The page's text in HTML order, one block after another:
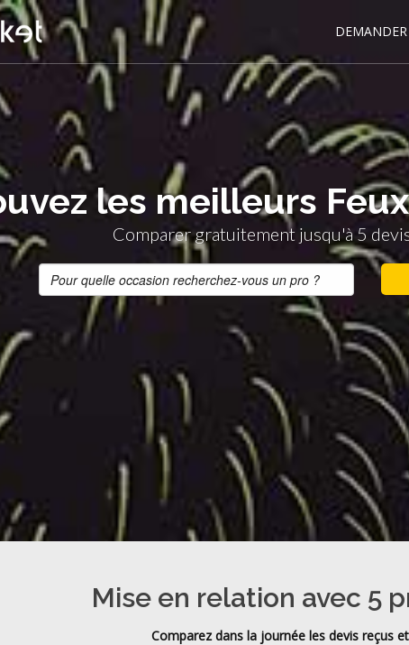
les meilleurs
Comparer gratuitement jusqu'à 5
Mise en relation avec 5
Comparez dans la journée les devis reçus